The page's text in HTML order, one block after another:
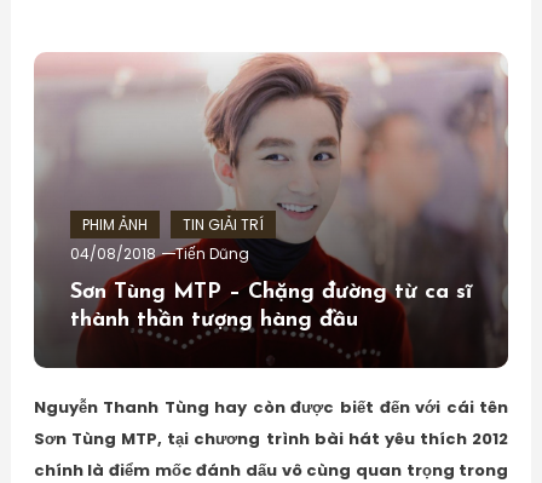
PHIM ẢNH
TIN GIẢI TRÍ
04/08/2018
Tiến Dũng
Sơn Tùng MTP – Chặng đường từ ca sĩ
thành thần tượng hàng đầu
Nguyễn Thanh Tùng hay còn được biết đến với cái tên
Sơn Tùng MTP, tại chương trình bài hát yêu thích 2012
chính là điểm mốc đánh dấu vô cùng quan trọng trong